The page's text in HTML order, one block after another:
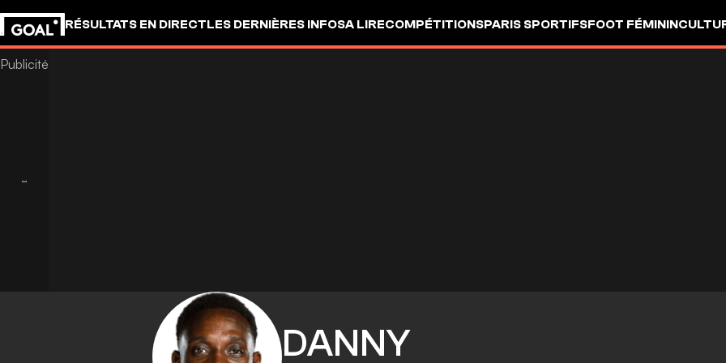
RÉSULTATS EN DIRECTLES DERNIÈRES INFOSA LIRECOMPÉTITIONSPARIS SPORTIFSFOOT FÉMININ
DANNY